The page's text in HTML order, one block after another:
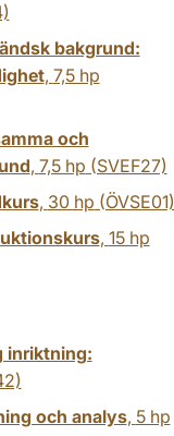
bakgrund:
, 7,5 hp
och
, 7,5 hp (SVEF27)
, 30 hp (ÖVSE01)
, 15 hp
inriktning:
och analys, 5 hp